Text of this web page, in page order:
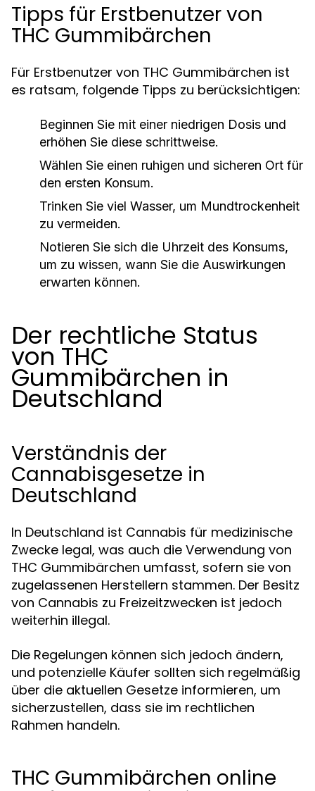
Tipps für Erstbenutzer von
THC Gummibärchen
Für Erstbenutzer von THC Gummibärchen ist
es ratsam, folgende Tipps zu berücksichtigen:
Beginnen Sie mit einer niedrigen Dosis und
erhöhen Sie diese schrittweise.
Wählen Sie einen ruhigen und sicheren Ort für
den ersten Konsum.
Trinken Sie viel Wasser, um Mundtrockenheit
zu vermeiden.
Notieren Sie sich die Uhrzeit des Konsums,
um zu wissen, wann Sie die Auswirkungen
erwarten können.
Der rechtliche Status
von THC
Gummibärchen in
Deutschland
Verständnis der
Cannabisgesetze in
Deutschland
In Deutschland ist Cannabis für medizinische
Zwecke legal, was auch die Verwendung von
THC Gummibärchen umfasst, sofern sie von
zugelassenen Herstellern stammen. Der Besitz
von Cannabis zu Freizeitzwecken ist jedoch
weiterhin illegal.
Die Regelungen können sich jedoch ändern,
und potenzielle Käufer sollten sich regelmäßig
über die aktuellen Gesetze informieren, um
sicherzustellen, dass sie im rechtlichen
Rahmen handeln.
THC Gummibärchen online